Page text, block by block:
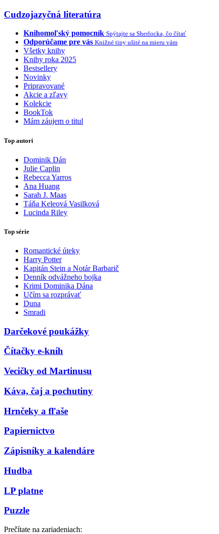
Cudzojazyčná literatúra
Knihomoľský pomocník Spýtajte sa Sherlocka, čo čítať
Odporúčame pre vás Knižné tipy ušité na mieru vám
Všetky knihy
Knihy roka 2025
Bestsellery
Novinky
Pripravované
Akcie a zľavy
Kolekcie
BookTok
Mám záujem o titul
Top autori
Dominik Dán
Julie Caplin
Rebecca Yarros
Ana Huang
Sarah J. Maas
Táňa Keleová Vasilková
Lucinda Riley
Top série
Romantické úteky
Harry Potter
Kapitán Stein a Notár Barbarič
Denník odvážneho bojka
Krimi Dominika Dána
Učím sa rozprávať
Duna
Smradi
Darčekové poukážky
Čítačky e-kníh
Vecičky od Martinusu
Káva, čaj a pochutiny
Hrnčeky a fľaše
Papiernictvo
Zápisníky a kalendáre
Hudba
LP platne
Puzzle
Prečítate na zariadeniach: